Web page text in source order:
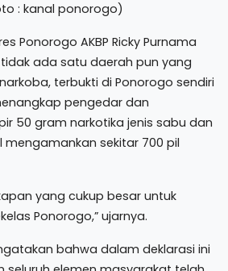
: kanal ponorogo)
Ponorogo AKBP Ricky Purnama
ada satu daerah pun yang
terbukti di Ponorogo sendiri
pengedar dan
50 gram narkotika jenis sabu dan
mengamankan sekitar 700 pil
yang cukup besar untuk
Ponorogo,” ujarnya.
bahwa dalam deklarasi ini